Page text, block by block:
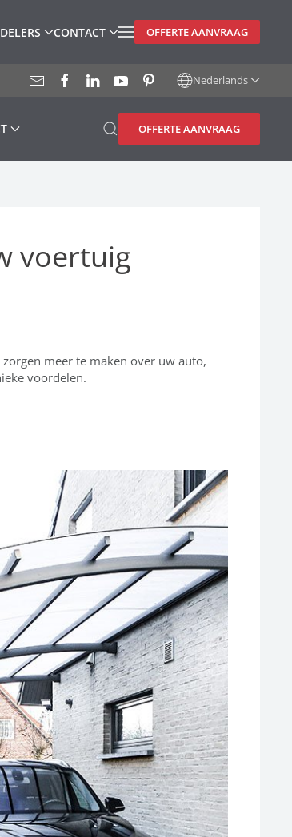
CONTACT OFFERTE AANVRAAG
Nederlands
OFFERTE AANVRAAG
voertuig
meer te maken over uw auto,
voordelen.